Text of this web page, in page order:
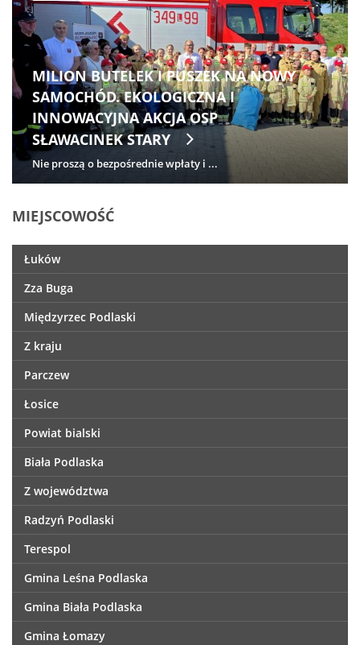
MILION BUTELEK I PUSZEK NA NOWY
SAMOCHÓD. EKOLOGICZNA I
INNOWACYJNA AKCJA OSP
SŁAWACINEK STARY
Nie proszą o bezpośrednie wpłaty i ...
MIEJSCOWOŚĆ
Łuków
Zza Buga
Międzyrzec Podlaski
Z kraju
Parczew
Łosice
Powiat bialski
Biała Podlaska
Z województwa
Radzyń Podlaski
Terespol
Gmina Leśna Podlaska
Gmina Biała Podlaska
Gmina Łomazy